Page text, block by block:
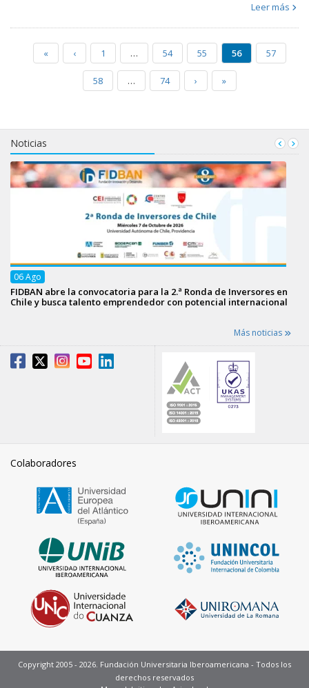
Leer más
« ‹ 1 … 54 55 56 57
58 … 74 › »
Noticias
06Ago
FIDBAN abre la convocatoria para la 2.ª Ronda de Inversores en
Chile y busca talento emprendedor con potencial internacional
Más noticias
Colaboradores
Copyright 2005 - 2026. Fundación Universitaria Iberoamericana - Todos los
derechos reservados